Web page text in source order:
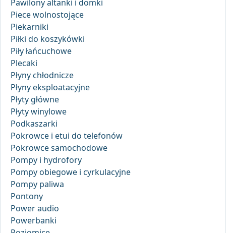
Pawilony altanki i domki
Piece wolnostojące
Piekarniki
Piłki do koszykówki
Piły łańcuchowe
Plecaki
Płyny chłodnicze
Płyny eksploatacyjne
Płyty główne
Płyty winylowe
Podkaszarki
Pokrowce i etui do telefonów
Pokrowce samochodowe
Pompy i hydrofory
Pompy obiegowe i cyrkulacyjne
Pompy paliwa
Pontony
Power audio
Powerbanki